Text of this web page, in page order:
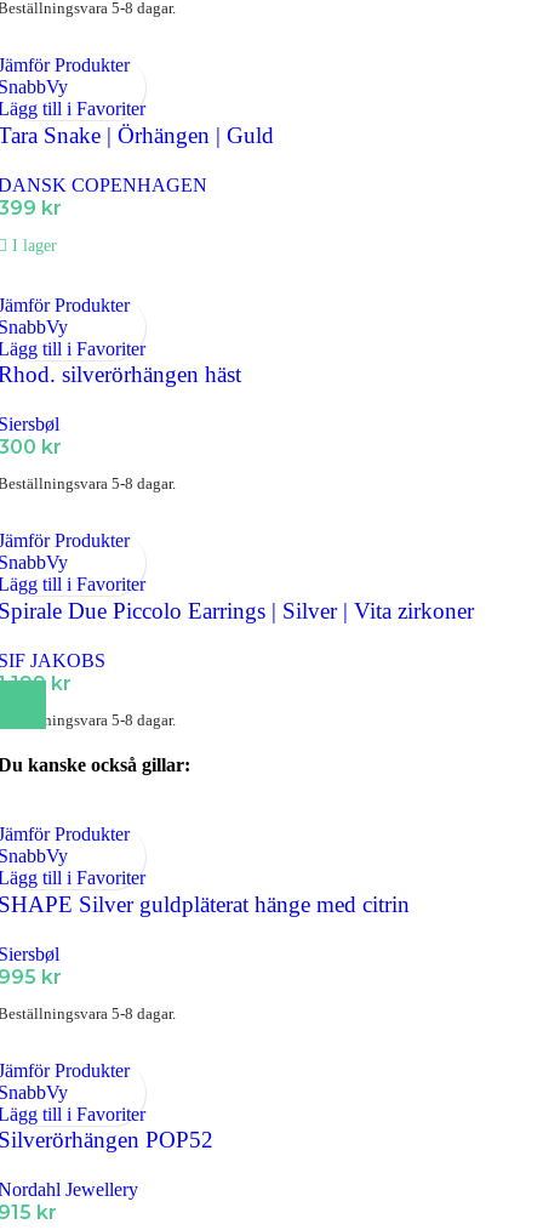
5-8 dagar.
Produkter
till i Favoriter
Snake | Örhängen | Guld
COPENHAGEN
kr
I lager
Produkter
till i Favoriter
silverörhängen häst
kr
5-8 dagar.
Produkter
till i Favoriter
Due Piccolo Earrings | Silver | Vita zirkoner
JAKOBS
199 kr
5-8 dagar.
kanske också gillar:
Produkter
till i Favoriter
Silver guldpläterat hänge med citrin
kr
5-8 dagar.
Produkter
till i Favoriter
POP52
Jewellery
kr